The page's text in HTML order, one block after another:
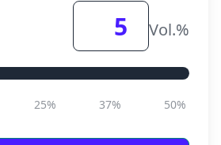
Vol.%
25% 37% 50%